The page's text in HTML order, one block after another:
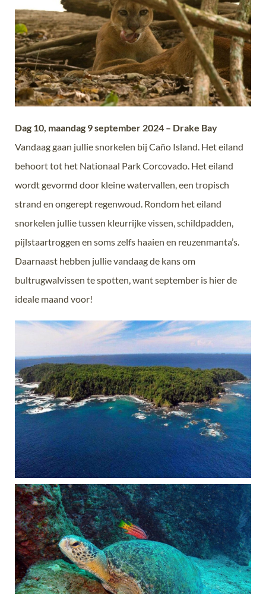
Dag 10, maandag 9 september 2024 – Drake Bay
Vandaag gaan jullie snorkelen bij Caño Island. Het eiland
behoort tot het Nationaal Park Corcovado. Het eiland
wordt gevormd door kleine watervallen, een tropisch
strand en ongerept regenwoud. Rondom het eiland
snorkelen jullie tussen kleurrijke vissen, schildpadden,
pijlstaartroggen en soms zelfs haaien en reuzenmanta’s.
Daarnaast hebben jullie vandaag de kans om
bultrugwalvissen te spotten, want september is hier de
ideale maand voor!